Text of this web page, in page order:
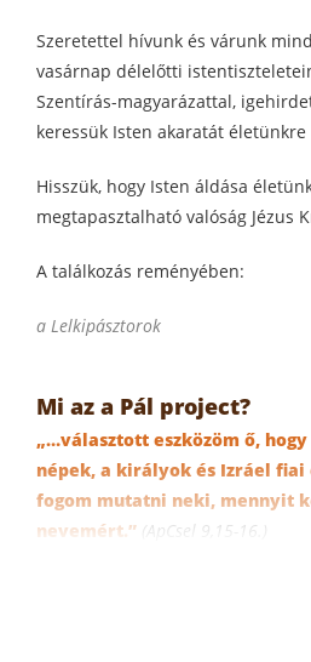
Szeretettel hívunk és várunk
vasárnap délelőtti
Szentírás-magyarázattal,
keressük Isten akaratát életünkre
Hisszük, hogy Isten áldása
megtapasztalható valóság Jézus
A találkozás reményében:
a Lelkipásztorok
Mi az a Pál project?
„…választott eszközöm ő,
népek, a királyok és Izráel fiai
fogom mutatni neki, mennyit
nevemért.”
(ApCsel 9,15-16.)
A településünk története
hagyatékaként igyekszik